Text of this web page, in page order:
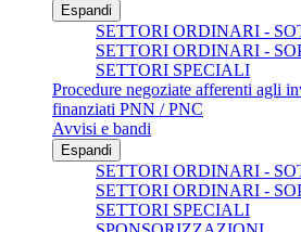
Espandi
SETTORI ORDINARI -
SETTORI ORDINARI -
SETTORI SPECIALI
Procedure negoziate afferenti agli
finanziati PNN / PNC
Avvisi e bandi
Espandi
SETTORI ORDINARI -
SETTORI ORDINARI -
SETTORI SPECIALI